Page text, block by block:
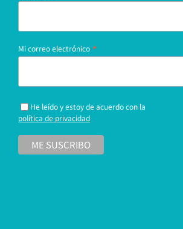
Mi correo electrónico *
He leído y estoy de acuerdo con la
política de privacidad